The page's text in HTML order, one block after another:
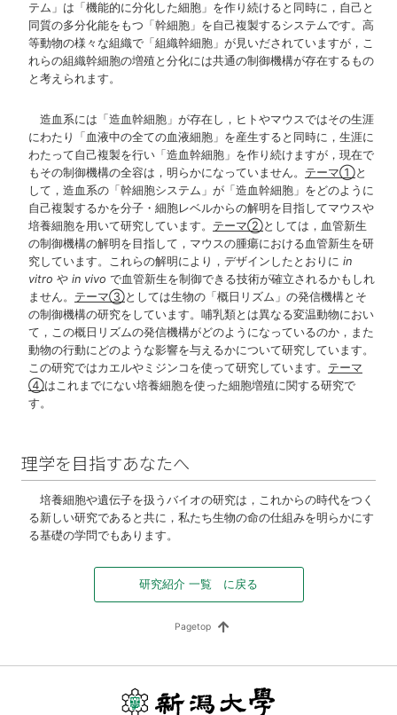
テム」は「機能的に分化した細胞」を作り続けると同時に，自己と
同質の多分化能をもつ「幹細胞」を自己複製するシステムです。高
等動物の様々な組織で「組織幹細胞」が見いだされていますが，こ
れらの組織幹細胞の増殖と分化には共通の制御機構が存在するもの
と考えられます。
造血系には「造血幹細胞」が存在し，ヒトやマウスではその生涯
にわたり「血液中の全ての血液細胞」を産生すると同時に，生涯に
わたって自己複製を行い「造血幹細胞」を作り続けますが，現在で
もその制御機構の全容は，明らかになっていません。 テーマ①と
して，造血系の「幹細胞システム」が「造血幹細胞」をどのように
自己複製するかを分子・細胞レベルからの解明を目指してマウスや
培養細胞を用いて研究しています。 テーマ②としては，血管新生
の制御機構の解明を目指して，マウスの腫瘍における血管新生を研
究しています。これらの解明により，デザインしたとおりに in
vitro や in vivo で血管新生を制御できる技術が確立されるかもしれ
ません。 テーマ③としては生物の「概日リズム」の発信機構とそ
の制御機構の研究をしています。哺乳類とは異なる変温動物におい
て，この概日リズムの発信機構がどのようになっているのか，また
動物の行動にどのような影響を与えるかについて研究しています。
この研究ではカエルやミジンコを使って研究しています。 テーマ
④はこれまでにない培養細胞を使った細胞増殖に関する研究で
す。
理学を目指すあなたへ
培養細胞や遺伝子を扱うバイオの研究は，これからの時代をつく
る新しい研究であると共に，私たち生物の命の仕組みを明らかにす
る基礎の学問でもあります。
研究紹介 一覧 に戻る